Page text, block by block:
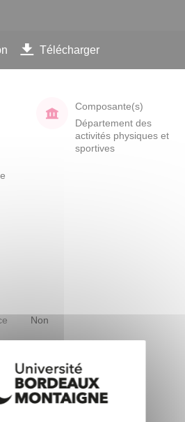
Télécharger
Composante(s)
Département des
activités physiques et
sportives
Non